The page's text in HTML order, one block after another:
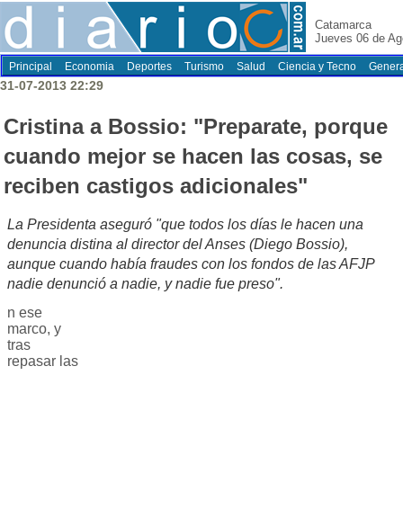
Catamarca
Jueves 06 de
Principal Economia Deportes Turismo Salud Ciencia y Tecno
31-07-2013 22:29
Cristina a Bossio: "Preparate, porque
cuando mejor se hacen las cosas, se
reciben castigos adicionales"
La Presidenta aseguró "que todos los días le hacen una
denuncia distina al director del Anses (Diego Bossio),
aunque cuando había fraudes con los fondos de las AFJP
nadie denunció a nadie, y nadie fue preso".
n ese
marco, y
tras
repasar las